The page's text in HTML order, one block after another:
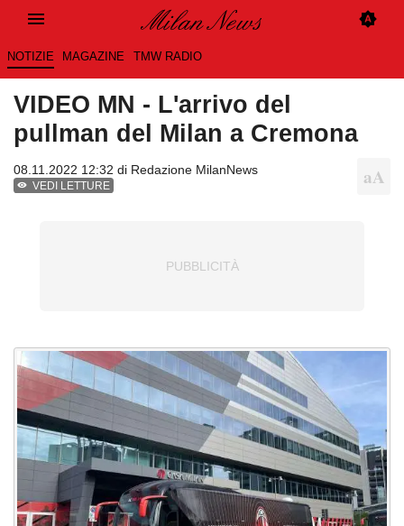
NOTIZIE MAGAZINE TMW RADIO
VIDEO MN - L'arrivo del
pullman del Milan a Cremona
08.11.2022 12:32 di Redazione MilanNews
VEDI LETTURE